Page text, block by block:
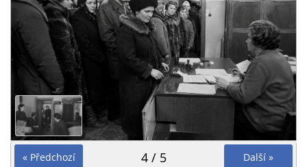
« Předchozí Další »
4 / 5